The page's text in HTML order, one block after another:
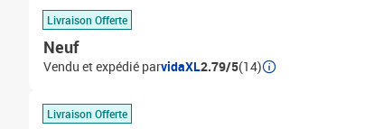
Livraison Offerte
Neuf
Vendu et expédié parvidaXL2.79/5(14)
Livraison Offerte